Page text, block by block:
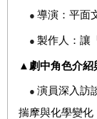
● 導演：平面
● 製作人：讓
▲劇中角色介紹
● 演員深入訪
揣摩與化學變化